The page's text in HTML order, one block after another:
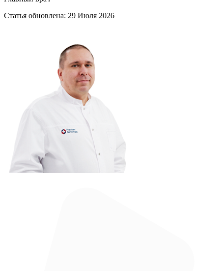
Статья обновлена: 29 Июля 2026